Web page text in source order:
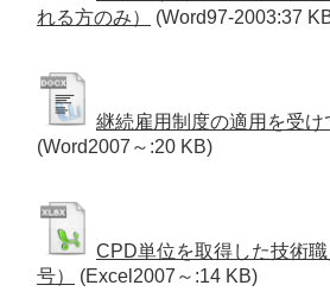
れる方のみ）
(Word97-2003:37
継続雇用制度の適用を受
(Word2007～:20 KB)
CPD単位を取得した技術
号）
(Excel2007～:14 KB)